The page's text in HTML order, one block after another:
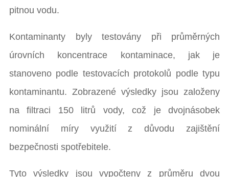
pitnou vodu.
Kontaminanty byly testovány při průměrných
úrovních koncentrace kontaminace, jak je
stanoveno podle testovacích protokolů podle typu
kontaminantu. Zobrazené výsledky jsou založeny
na filtraci 150 litrů vody, což je dvojnásobek
nominální míry využití z důvodu zajištění
bezpečnosti spotřebitele.
Tyto výsledky jsou vypočteny z průměru dvou